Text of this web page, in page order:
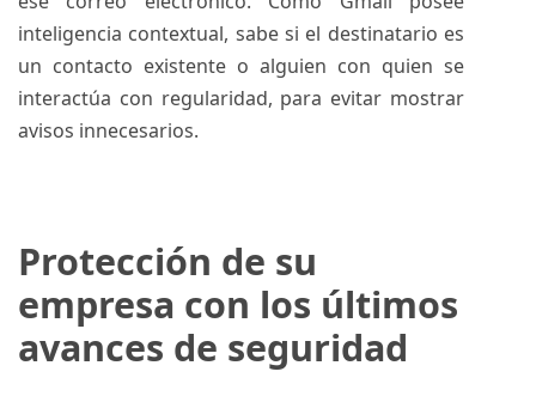
inteligencia contextual, sabe si el destinatario es
un contacto existente o alguien con quien se
interactúa con regularidad, para evitar mostrar
avisos innecesarios.
Protección de su
empresa con los últimos
avances de seguridad